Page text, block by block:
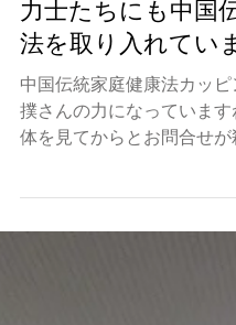
力士たちにも中国
中国伝統家庭健康法カッピ
撲さんの力になっています
「愛かっさのカッピングは